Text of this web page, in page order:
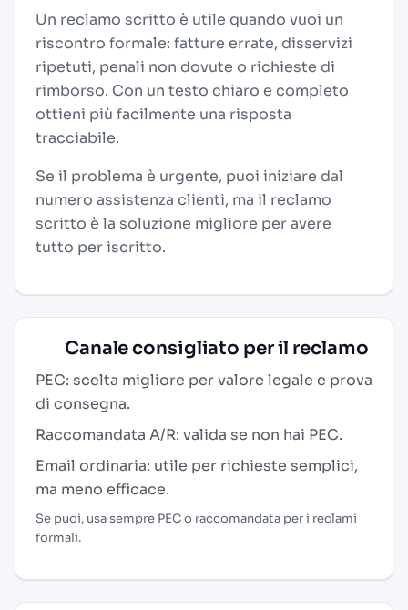
Un reclamo scritto è utile quando vuoi un
riscontro formale: fatture errate, disservizi
ripetuti, penali non dovute o richieste di
rimborso. Con un testo chiaro e completo
ottieni più facilmente una risposta
tracciabile.
Se il problema è urgente, puoi iniziare dal
numero assistenza clienti, ma il reclamo
scritto è la soluzione migliore per avere
tutto per iscritto.
Canale consigliato per il reclamo
PEC: scelta migliore per valore legale e prova
di consegna.
Raccomandata A/R: valida se non hai PEC.
Email ordinaria: utile per richieste semplici,
ma meno efficace.
Se puoi, usa sempre PEC o raccomandata per i reclami
formali.